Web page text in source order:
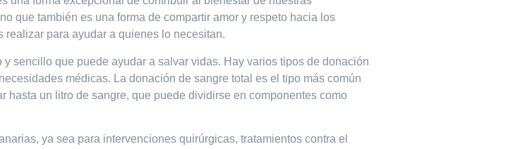
que también es una forma de compartir amor y respeto hacia los
para ayudar a quienes lo necesitan.
sencillo que puede ayudar a salvar vidas. Hay varios tipos de donación
médicas. La donación de sangre total es el tipo más común
hasta un litro de sangre, que puede dividirse en componentes como
ya sea para intervenciones quirúrgicas, tratamientos contra el